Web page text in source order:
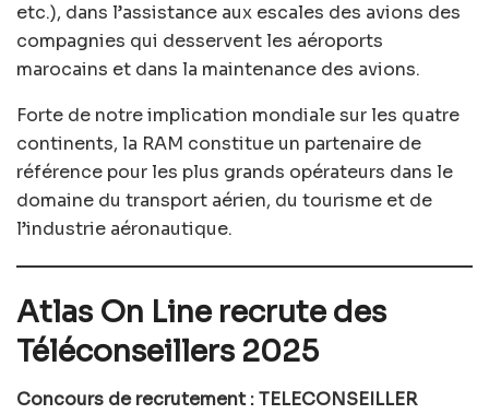
etc.), dans l’assistance aux escales des avions des
compagnies qui desservent les aéroports
marocains et dans la maintenance des avions.
Forte de notre implication mondiale sur les quatre
continents, la RAM constitue un partenaire de
référence pour les plus grands opérateurs dans le
domaine du transport aérien, du tourisme et de
l’industrie aéronautique.
Atlas On Line recrute des
Téléconseillers 2025
Concours de recrutement : TELECONSEILLER